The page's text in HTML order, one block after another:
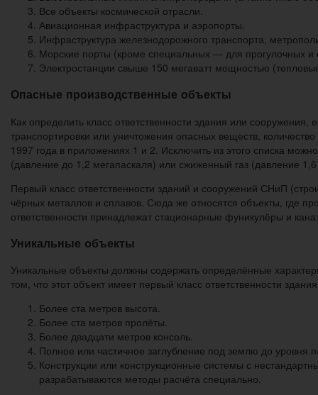
Все объекты космической отрасли.
Авиационная инфраструктура и аэропорты.
Инфраструктура железнодорожного транспорта,
Морские порты (кроме специальных — для прогулочных и
Электростанции свыше 150 мегаватт мощностью
Опасные производственные объекты
Как определить класс ответственности здания или
транспортировки или уничтожения опасных веществ,
1997 года в приложениях 1 и 2. Исключить из этого списка
(давление до 1,2 мегапаскаля) или сжиженный газ (давление
Первый класс ответственности зданий и сооружений СНиП
чёрных металлов и сплавов. Сюда же относятся объекты, где
ответственности принадлежат стационарные фуникулёры и
Уникальные объекты
Уникальные объекты должны содержать определённые
том, что этот объект имеет первый класс ответственности
Более ста метров высота.
Более ста метров пролёты.
Более двадцати метров консоль.
Полное или частичное заглубление под землю до уровня
Конструкции или конструкционные системы с
разрабатываются методы расчёта специально.